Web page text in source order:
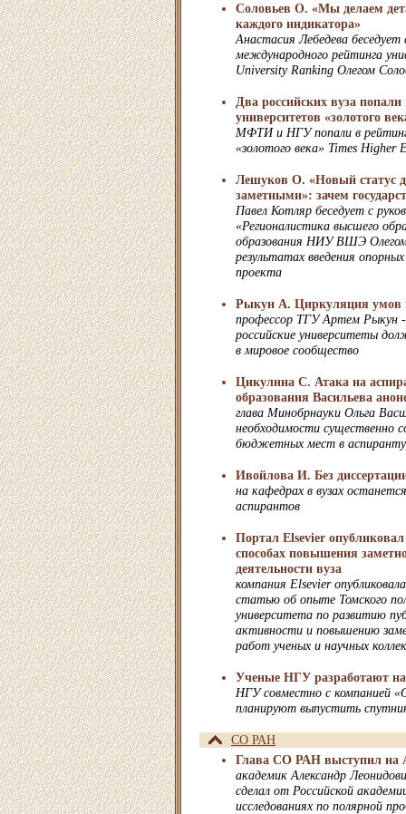
Соловьев О. «Мы делаем
каждого индикатора»
Анастасия Лебедева
международного рейтинга
University Ranking Олегом
Два российских вуза попали
университетов «золотого
МФТИ и НГУ попали в
«золотого века» Times Higher
Лешуков О. «Новый статус
заметными»: зачем
Павел Котляр беседует с
«Регионалистика высшего
образования НИУ ВШЭ
результатах введения
проекта
Рыкун А. Циркуляция умов
профессор ТГУ Артем Рыкун
российские университеты
в мировое сообщество
Цикулина С. Атака на
образования Васильева
глава Минобрнауки Ольга
необходимости существенно
бюджетных мест в
Ивойлова И. Без
на кафедрах в вузах
аспирантов
Портал Elsevier
способах повышения
деятельности вуза
компания Elsevier
статью об опыте Томского
университета по развитию
активности и повышению
работ ученых и научных
Ученые НГУ разработают
НГУ совместно с компанией
планируют выпустить
СО РАН
Глава СО РАН выступил на
академик Александр
сделал от Российской
исследованиях по полярной